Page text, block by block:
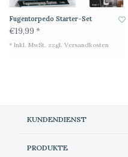
Fugentorpedo Starter-Set
€19,99 *
* Inkl. MwSt. zzgl. Versandkosten
KUNDENDIENST
PRODUKTE